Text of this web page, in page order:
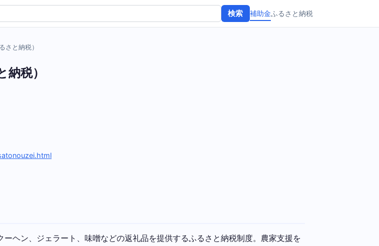
検索 補助金ふるさと納税
さと納税）
税）
ヘン、ジェラート、味噌などの返礼品を提供するふるさと納税制度。農家支援を